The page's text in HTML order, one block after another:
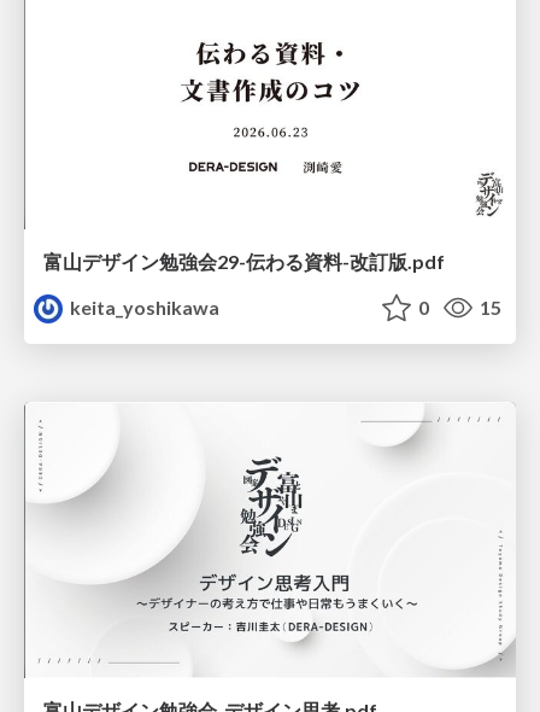
富山デザイン勉強会29-伝わる資料-改訂版.pdf
keita_yoshikawa
0 15